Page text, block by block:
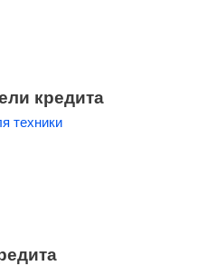
кредита
техники